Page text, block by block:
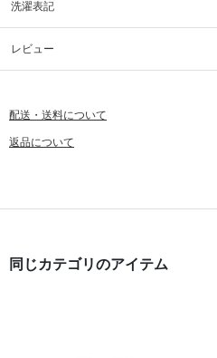
洗濯表記
レビュー
配送・送料について
返品について
同じカテゴリのアイテム